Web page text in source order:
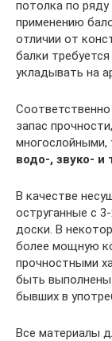
потолка по
применению
отличии от
балки
укладывать на
запас
многослойными,
водо-, звуко- и
В качестве
оструганные с
доски. В
более мощную
прочностными
быть выполнены
бывших в
Все материалы